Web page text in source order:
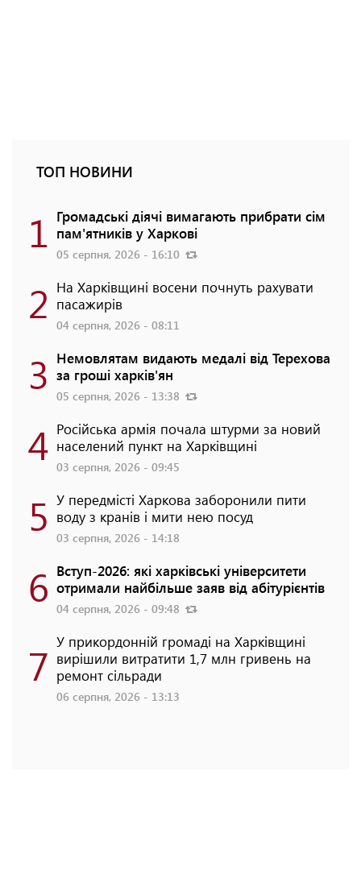
ТОП НОВИНИ
1 Громадські діячі вимагають прибрати сім
пам'ятників у Харкові
05 серпня, 2026 - 16:10
2 На Харківщині восени почнуть рахувати
пасажирів
04 серпня, 2026 - 08:11
3 Немовлятам видають медалі від Терехова
за гроші харків'ян
05 серпня, 2026 - 13:38
4 Російська армія почала штурми за новий
населений пункт на Харківщині
03 серпня, 2026 - 09:45
5 У передмісті Харкова заборонили пити
воду з кранів і мити нею посуд
03 серпня, 2026 - 14:18
6 Вступ-2026: які харківські університети
отримали найбільше заяв від абітурієнтів
04 серпня, 2026 - 09:48
7 У прикордонній громаді на Харківщині
вирішили витратити 1,7 млн гривень на
ремонт сільради
06 серпня, 2026 - 13:13